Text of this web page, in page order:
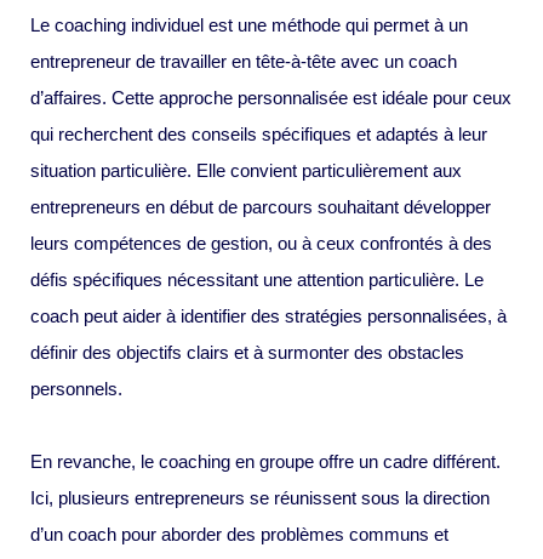
Le coaching individuel est une méthode qui permet à un
entrepreneur de travailler en tête-à-tête avec un coach
d’affaires. Cette approche personnalisée est idéale pour ceux
qui recherchent des conseils spécifiques et adaptés à leur
situation particulière. Elle convient particulièrement aux
entrepreneurs en début de parcours souhaitant développer
leurs compétences de gestion, ou à ceux confrontés à des
défis spécifiques nécessitant une attention particulière. Le
coach peut aider à identifier des stratégies personnalisées, à
définir des objectifs clairs et à surmonter des obstacles
personnels.
En revanche, le coaching en groupe offre un cadre différent.
Ici, plusieurs entrepreneurs se réunissent sous la direction
d’un coach pour aborder des problèmes communs et